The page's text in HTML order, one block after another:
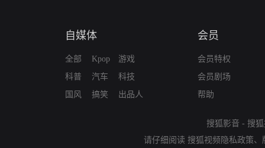
自媒体
全部
科普
国风
Kpop
汽车
搞笑
游戏
科技
出品人
会员
会员特权
会员剧场
帮助
搜狐影音 - 搜
请仔细阅读 搜狐视频隐私政策、